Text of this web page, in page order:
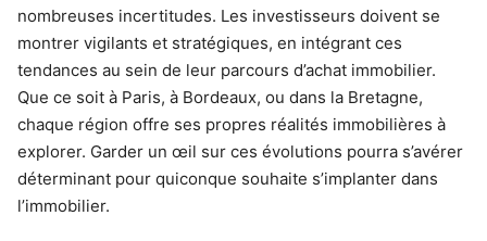
nombreuses incertitudes. Les investisseurs doivent se
montrer vigilants et stratégiques, en intégrant ces
tendances au sein de leur parcours d’achat immobilier.
Que ce soit à Paris, à Bordeaux, ou dans la Bretagne,
chaque région offre ses propres réalités immobilières à
explorer. Garder un œil sur ces évolutions pourra s’avérer
déterminant pour quiconque souhaite s’implanter dans
l’immobilier.